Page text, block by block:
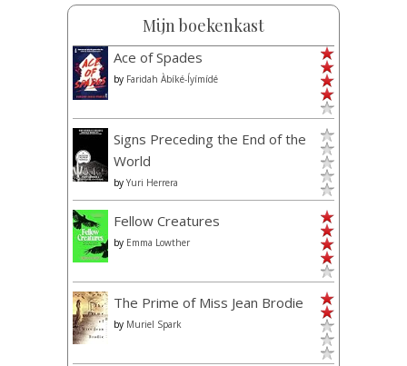
Mijn boekenkast
Ace of Spades
by Faridah Àbíké-Íyímídé
Signs Preceding the End of the
World
by Yuri Herrera
Fellow Creatures
by Emma Lowther
The Prime of Miss Jean Brodie
by Muriel Spark